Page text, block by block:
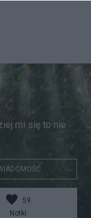
mi się to nie
59
Notki